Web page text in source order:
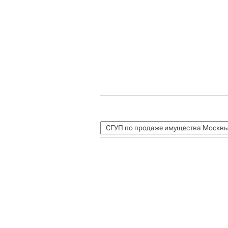
СГУП по продаже имущества Москвы